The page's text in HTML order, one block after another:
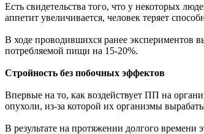
Есть свидетельства того, что у некоторых
аппетит увеличивается, человек теряет
В ходе проводившихся ранее экспериментов
потребляемой пищи на 15-20%.
Стройность без побочных эффектов
Впервые на то, как воздействует ПП на
опухоли, из-за которой их организмы
В результате на протяжении долгого